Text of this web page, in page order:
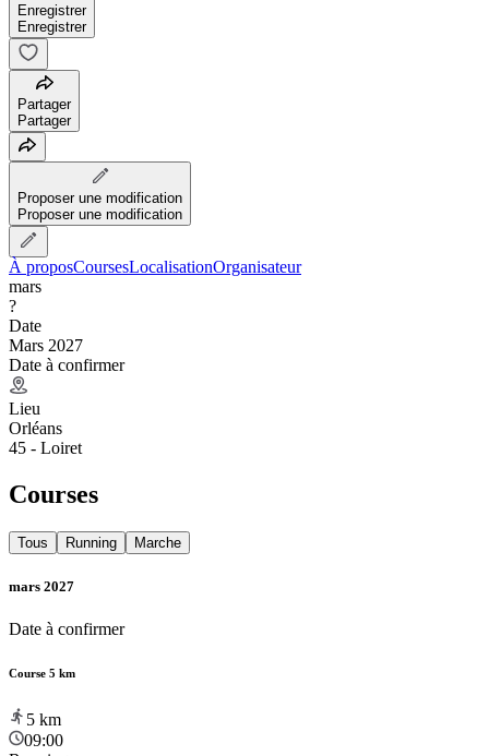
Enregistrer
Enregistrer
Partager
Partager
Proposer une modification
Proposer une modification
À proposCoursesLocalisationOrganisateur
mars
?
Date
Mars 2027
Date à confirmer
Lieu
Orléans
45 - Loiret
Courses
Tous Running Marche
mars 2027
Date à confirmer
Course 5 km
5 km
09:00